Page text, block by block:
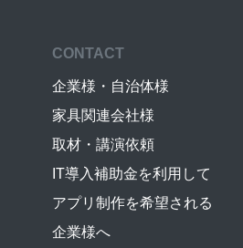
CONTACT
企業様・自治体様
家具関連会社様
取材・講演依頼
IT導入補助金を利用して
アプリ制作を希望される
企業様へ